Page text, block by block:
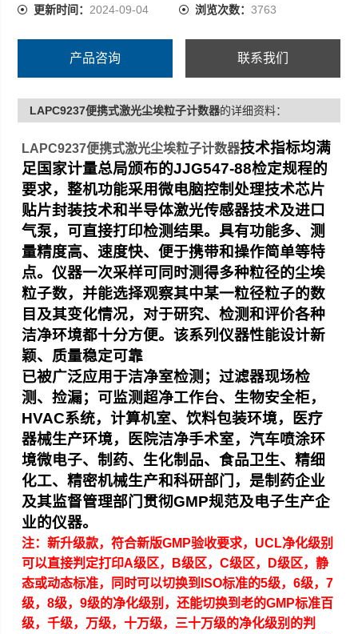
间长了，也不会少笔画现象了
更新时间： 2024-09-04 浏览次数： 3763
产品咨询 联系我们
LAPC9237便携式激光尘埃粒子计数器的详细资料：
LAPC9237便携式激光尘埃粒子计数器技术指标均满
足国家计量总局颁布的JJG547-88检定规程的
要求，整机功能采用微电脑控制处理技术芯片
贴片封装技术和半导体激光传感器技术及进口
气泵，可直接打印检测结果。具有功能多、测
量精度高、速度快、便于携带和操作简单等特
点。仪器一次采样可同时测得多种粒径的尘埃
粒子数，并能选择观察其中某一粒径粒子的数
目及其变化情况，对于研究、检测和评价各种
洁净环境都十分方便。该系列仪器性能设计新
颖、质量稳定可靠
已被广泛应用于洁净室检测；过滤器现场检
测、捡漏；可监测超净工作台、生物安全柜，
HVAC系统，计算机室、饮料包装环境，医疗
器械生产环境，医院洁净手术室，汽车喷涂环
境微电子、制药、生化制品、食品卫生、精细
化工、精密机械生产和科研部门，是制药企业
及其监督管理部门贯彻GMP规范及电子生产企
业的仪器。
注：新升级款，符合新版GMP验收要求， UCL净化级别
可以直接判定打印A级区， B级区，C级区， D级区，静
态或动态标准，同时可以切换到 ISO标准的5级，6级，7
级，8级，9级的净化级别，还能切换到老的GMP标准百
级，千级，万级，十万级，三十万级的净化级别的判